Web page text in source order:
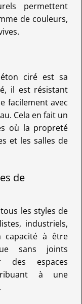
permettent
de couleurs,
ciré est sa
il est résistant
facilement avec
Cela en fait un
où la propreté
et les salles de
de
les styles de
industriels,
capacité à être
sans joints
des espaces
à une